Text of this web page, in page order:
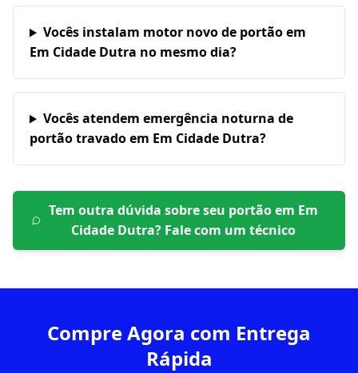
Vocês instalam motor novo de portão em
Em Cidade Dutra no mesmo dia?
Vocês atendem emergência noturna de
portão travado em Em Cidade Dutra?
Tem outra dúvida sobre seu portão em Em
Cidade Dutra? Fale com um técnico
Compre Agora com Entrega
Rápida